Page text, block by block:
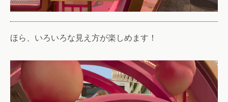
ほら、いろいろな見え方が楽しめます！